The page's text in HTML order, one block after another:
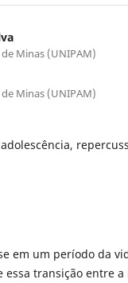
Minas (UNIPAM)
Minas (UNIPAM)
em um período da
essa transição entre